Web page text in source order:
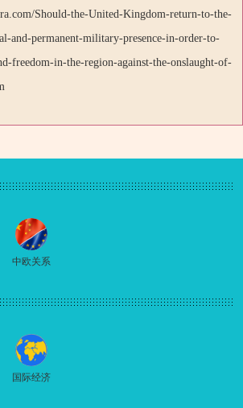
Should-the-United-Kingdom-return-to-the-
and-permanent-military-presence-in-order-to-
freedom-in-the-region-against-the-onslaught-of-
中欧关系
国际经济